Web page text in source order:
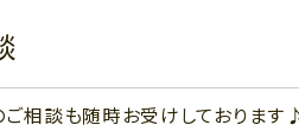
ご相談も随時お受けしております